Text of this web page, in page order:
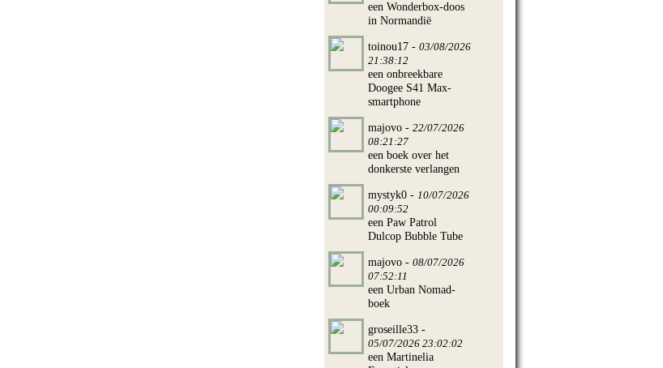
een Wonderbox-doos
in Normandië
toinou17 - 03/08/2026
21:38:12
een onbreekbare
Doogee S41 Max-
smartphone
majovo - 22/07/2026
08:21:27
een boek over het
donkerste verlangen
mystyk0 - 10/07/2026
00:09:52
een Paw Patrol
Dulcop Bubble Tube
majovo - 08/07/2026
07:52:11
een Urban Nomad-
boek
groseille33 -
05/07/2026 23:02:02
een Martinelia